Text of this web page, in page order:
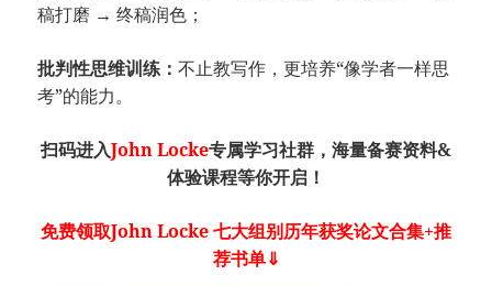
稿打磨 → 终稿润色；
批判性思维训练：不止教写作，更培养“像学者一样思
考”的能力。
扫码进入John Locke专属学习社群，海量备赛资料&
体验课程等你开启！
免费领取John Locke 七大组别历年获奖论文合集+推
荐书单⇓